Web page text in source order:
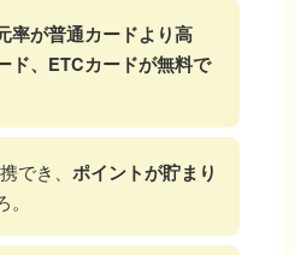
率が普通カードより高
ド、ETCカードが無料で
でき、 ポイントが貯まり